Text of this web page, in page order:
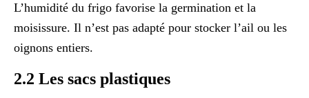
L’humidité du frigo favorise la germination et la
moisissure. Il n’est pas adapté pour stocker l’ail ou les
oignons entiers.
2.2 Les sacs plastiques